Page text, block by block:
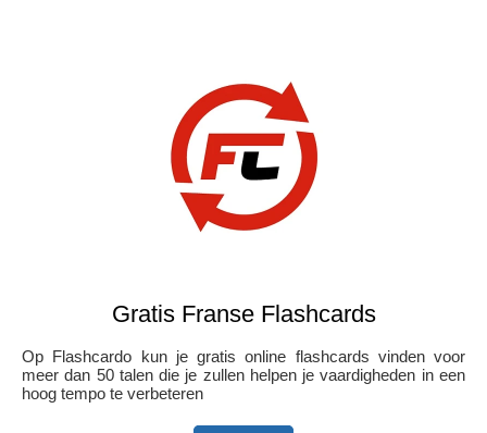
Gratis Franse Flashcards
Op Flashcardo kun je gratis online flashcards vinden voor
meer dan 50 talen die je zullen helpen je vaardigheden in een
hoog tempo te verbeteren